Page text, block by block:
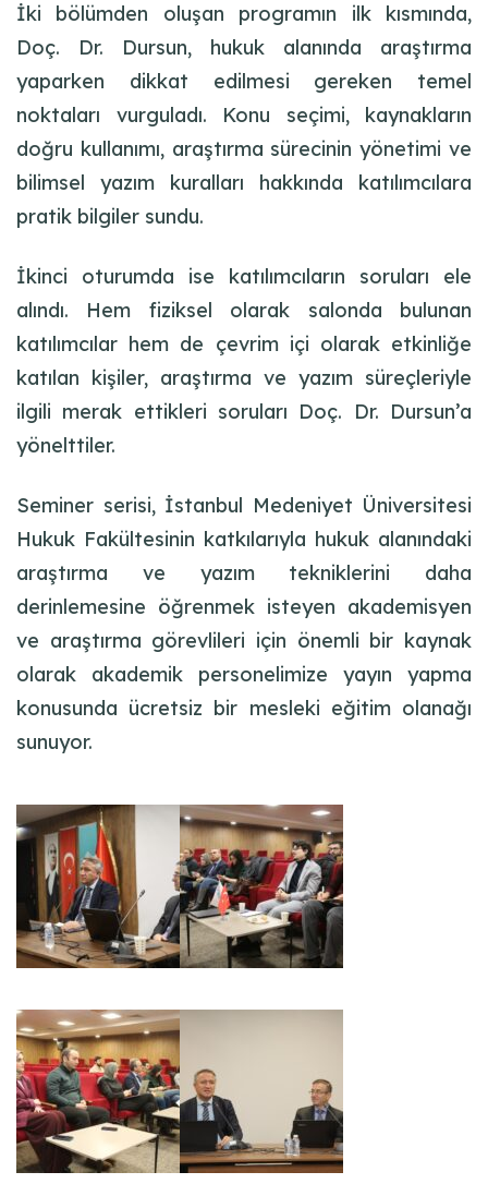
İki bölümden oluşan programın ilk kısmında,
Doç. Dr. Dursun, hukuk alanında araştırma
yaparken dikkat edilmesi gereken temel
noktaları vurguladı. Konu seçimi, kaynakların
doğru kullanımı, araştırma sürecinin yönetimi ve
bilimsel yazım kuralları hakkında katılımcılara
pratik bilgiler sundu.
İkinci oturumda ise katılımcıların soruları ele
alındı. Hem fiziksel olarak salonda bulunan
katılımcılar hem de çevrim içi olarak etkinliğe
katılan kişiler, araştırma ve yazım süreçleriyle
ilgili merak ettikleri soruları Doç. Dr. Dursun’a
yönelttiler.
Seminer serisi, İstanbul Medeniyet Üniversitesi
Hukuk Fakültesinin katkılarıyla hukuk alanındaki
araştırma ve yazım tekniklerini daha
derinlemesine öğrenmek isteyen akademisyen
ve araştırma görevlileri için önemli bir kaynak
olarak akademik personelimize yayın yapma
konusunda ücretsiz bir mesleki eğitim olanağı
sunuyor.